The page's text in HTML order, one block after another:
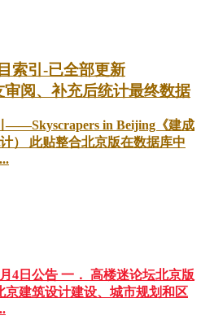
索引-已全部更新
审阅、补充后统计最终数据
——Skyscrapers in Beijing《建成
） 此贴整合北京版在数据库中
4日公告 一． 高楼迷论坛北京版
京建筑设计建设、城市规划和区